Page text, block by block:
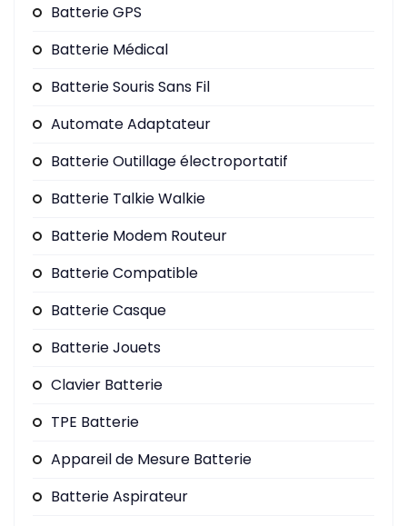
Batterie GPS
Batterie Médical
Batterie Souris Sans Fil
Automate Adaptateur
Batterie Outillage électroportatif
Batterie Talkie Walkie
Batterie Modem Routeur
Batterie Compatible
Batterie Casque
Batterie Jouets
Clavier Batterie
TPE Batterie
Appareil de Mesure Batterie
Batterie Aspirateur